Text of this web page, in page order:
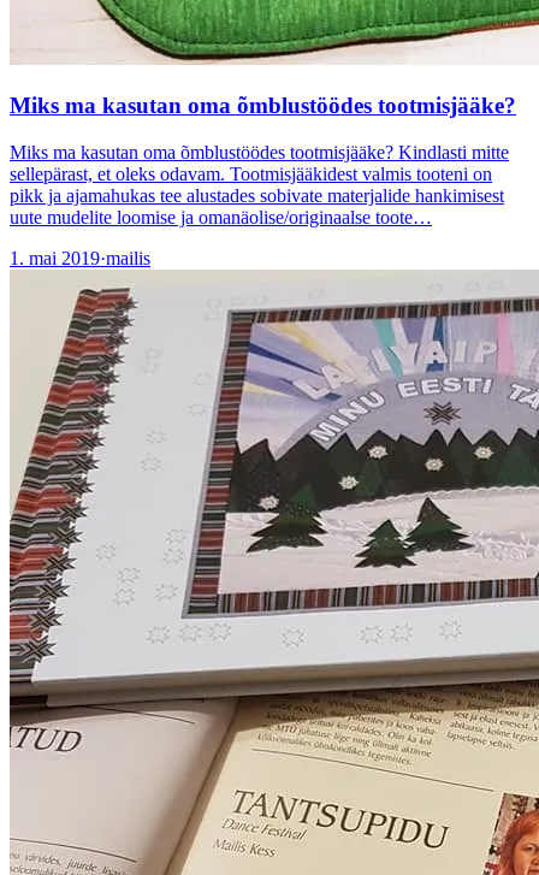
Miks ma kasutan oma õmblustöödes tootmisjääke?
Miks ma kasutan oma õmblustöödes tootmisjääke? Kindlasti mitte
sellepärast, et oleks odavam. Tootmisjääkidest valmis tooteni on
pikk ja ajamahukas tee alustades sobivate materjalide hankimisest
uute mudelite loomise ja omanäolise/originaalse toote…
1. mai 2019·mailis